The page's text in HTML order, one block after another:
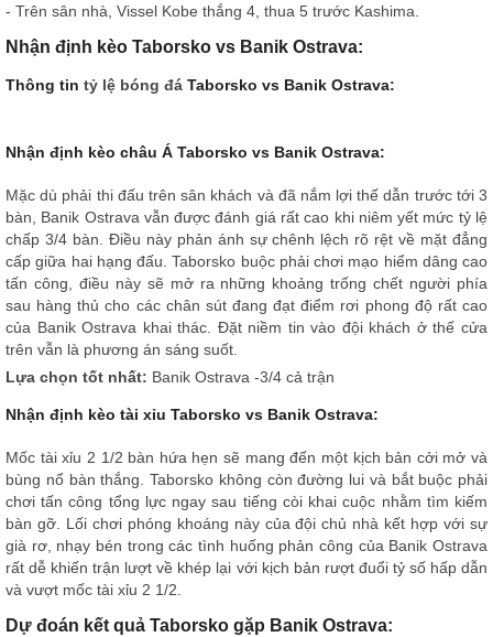
- Trên sân nhà, Vissel Kobe thắng 4, thua 5 trước Kashima.
Nhận định kèo Taborsko vs Banik Ostrava:
Thông tin tỷ lệ bóng đá Taborsko vs Banik Ostrava:
Nhận định kèo châu Á Taborsko vs Banik Ostrava:
Mặc dù phải thi đấu trên sân khách và đã nắm lợi thế dẫn trước tới 3
bàn, Banik Ostrava vẫn được đánh giá rất cao khi niêm yết mức tỷ lệ
chấp 3/4 bàn. Điều này phản ánh sự chênh lệch rõ rệt về mặt đẳng
cấp giữa hai hạng đấu. Taborsko buộc phải chơi mạo hiểm dâng cao
tấn công, điều này sẽ mở ra những khoảng trống chết người phía
sau hàng thủ cho các chân sút đang đạt điểm rơi phong độ rất cao
của Banik Ostrava khai thác. Đặt niềm tin vào đội khách ở thế cửa
trên vẫn là phương án sáng suốt.
Lựa chọn tốt nhất: Banik Ostrava -3/4 cả trận
Nhận định kèo tài xỉu Taborsko vs Banik Ostrava:
Mốc tài xỉu 2 1/2 bàn hứa hẹn sẽ mang đến một kịch bản cởi mở và
bùng nổ bàn thắng. Taborsko không còn đường lui và bắt buộc phải
chơi tấn công tổng lực ngay sau tiếng còi khai cuộc nhằm tìm kiếm
bàn gỡ. Lối chơi phóng khoáng này của đội chủ nhà kết hợp với sự
già rơ, nhạy bén trong các tình huống phản công của Banik Ostrava
rất dễ khiến trận lượt về khép lại với kịch bản rượt đuổi tỷ số hấp dẫn
và vượt mốc tài xỉu 2 1/2.
Dự đoán kết quả Taborsko gặp Banik Ostrava: